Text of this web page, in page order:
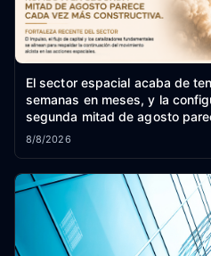
El sector espacial acaba de
semanas en meses, y la
segunda mitad de agosto
constructiva.
8/8/2026